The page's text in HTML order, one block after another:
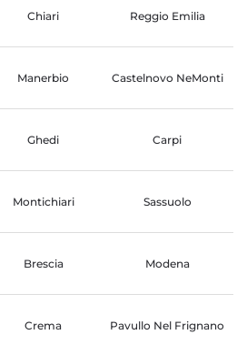
Chiari Reggio Emilia
Manerbio Castelnovo NeMonti
Ghedi Carpi
Montichiari Sassuolo
Brescia Modena
Crema Pavullo Nel Frignano